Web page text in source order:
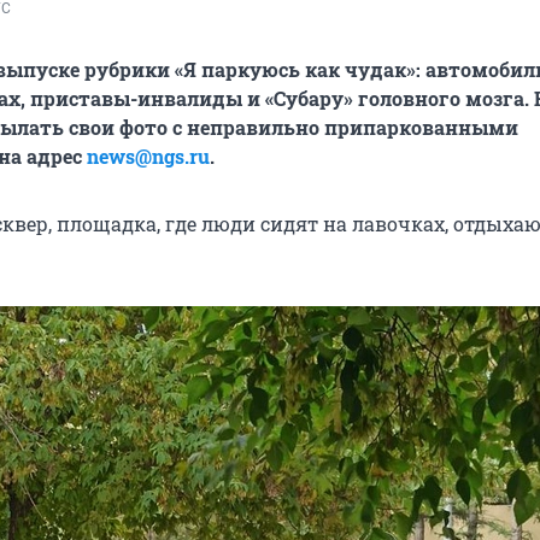
рубрики «Я паркуюсь как чудак»:
приставы-инвалиды и «Субару» головного мозга.
свои фото с неправильно припаркованными
адресnews@ngs.ru.
площадка, где люди сидят на лавочках,